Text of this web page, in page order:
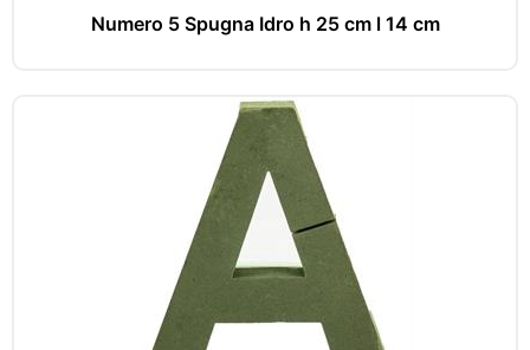
Numero 5 Spugna Idro h 25 cm l 14 cm